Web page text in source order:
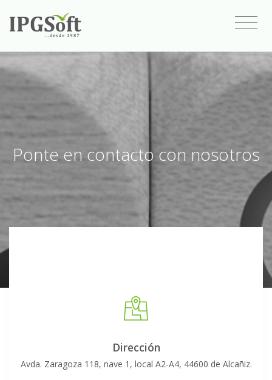
Ponte en contacto con nosotros
Dirección
Avda. Zaragoza 118, nave 1, local A2-A4, 44600 de Alcañiz.